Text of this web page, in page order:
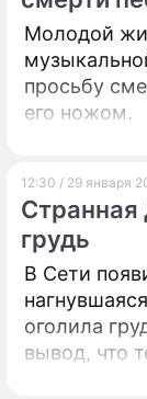
Молодой
просьбу
его ножом.
12:30 / 29 января
Странная
грудь
В Сети
оголила
вывод, что